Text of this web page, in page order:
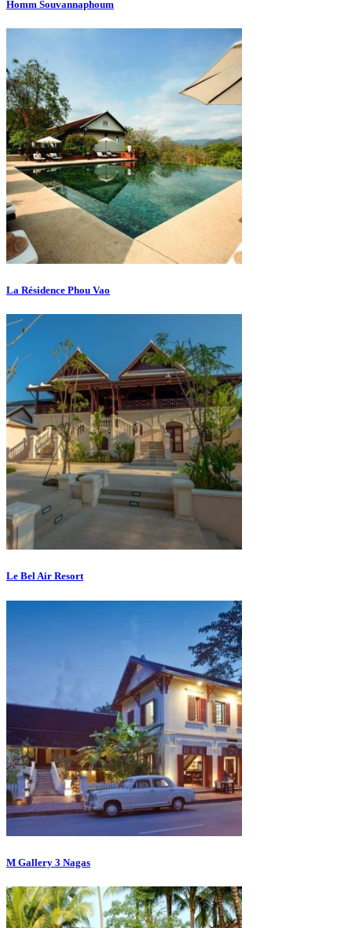
Homm Souvannaphoum
La Résidence Phou Vao
Le Bel Air Resort
M Gallery 3 Nagas